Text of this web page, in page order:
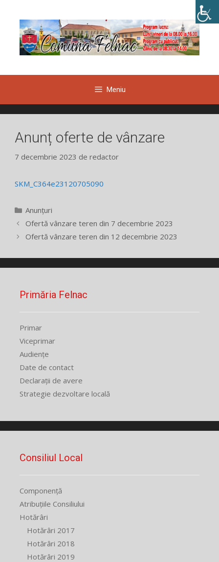
conținut
Meniu
Anunț oferte de vânzare
7 decembrie 2023 de redactor
SKM_C364e23120705090
Categorii
Anunțuri
Ofertă vânzare teren din 7 decembrie 2023
Ofertă vânzare teren din 12 decembrie 2023
Primăria Felnac
Primar
Viceprimar
Audiențe
Date de contact
Declarații de avere
Strategie dezvoltare locală
Consiliul Local
Componență
Atribuțiile Consiliului
Hotărâri
Hotărâri 2017
Hotărâri 2018
Hotărâri 2019